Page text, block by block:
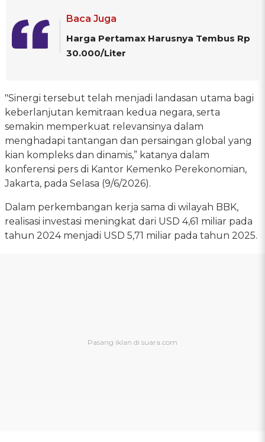
Baca Juga
Harga Pertamax Harusnya Tembus Rp
30.000/Liter
"Sinergi tersebut telah menjadi landasan utama bagi
keberlanjutan kemitraan kedua negara, serta
semakin memperkuat relevansinya dalam
menghadapi tantangan dan persaingan global yang
kian kompleks dan dinamis,” katanya dalam
konferensi pers di Kantor Kemenko Perekonomian,
Jakarta, pada Selasa (9/6/2026).
Dalam perkembangan kerja sama di wilayah BBK,
realisasi investasi meningkat dari USD 4,61 miliar pada
tahun 2024 menjadi USD 5,71 miliar pada tahun 2025.